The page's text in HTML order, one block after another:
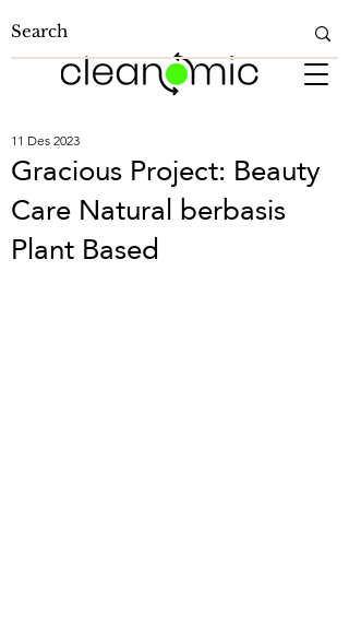
Gracious Project: Beauty
Care Natural berbasis
Plant Based
11 Des 2023